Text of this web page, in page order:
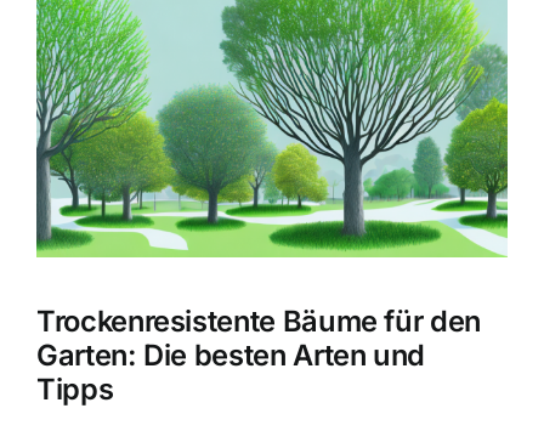
Bild
Trockenresistente Bäume für den
Garten: Die besten Arten und
Tipps